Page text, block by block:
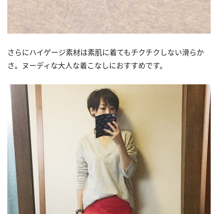
さらにハイゲージ素材は素肌に着てもチクチクしない滑らか
さ。ヌーディな大人な着こなしにおすすめです。